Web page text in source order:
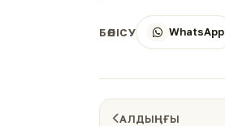
БӨЛІСУ WhatsApp
АЛДЫҢҒЫ